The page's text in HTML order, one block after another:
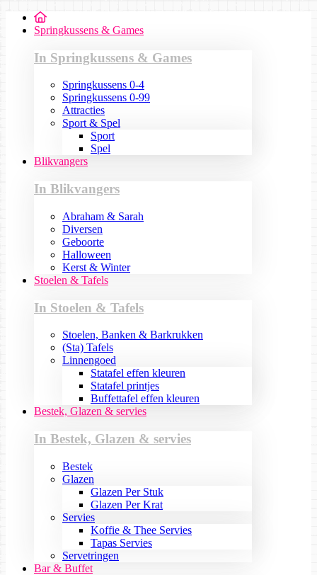
Springkussens & Games
In Springkussens & Games
Springkussens 0-4
Springkussens 0-99
Attracties
Sport & Spel
Sport
Spel
Blikvangers
In Blikvangers
Abraham & Sarah
Diversen
Geboorte
Halloween
Kerst & Winter
Stoelen & Tafels
In Stoelen & Tafels
Stoelen, Banken & Barkrukken
(Sta) Tafels
Linnengoed
Statafel effen kleuren
Statafel printjes
Buffettafel effen kleuren
Bestek, Glazen & servies
In Bestek, Glazen & servies
Bestek
Glazen
Glazen Per Stuk
Glazen Per Krat
Servies
Koffie & Thee Servies
Tapas Servies
Servetringen
Bar & Buffet